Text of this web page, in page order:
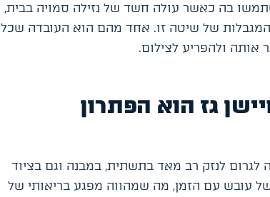
בה כאשר עולה חשד של נזילה סמויה בבית,
של שיטה זו. אחד מהם הוא העובדה שכל
אותה ולהפריע לצילום.
גז הוא הפתרון
לגרום לנזק רב מאד בתשתית, במבנה וגם בציוד
של עובש עם הזמן, מה שמהווה מפגע בריאותי של